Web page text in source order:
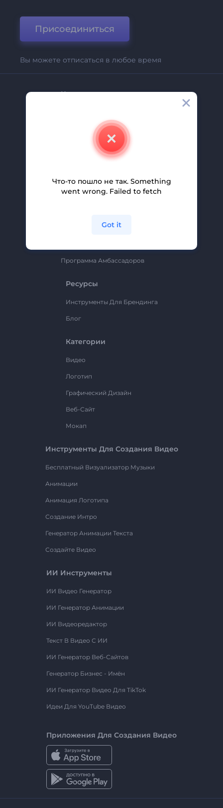
Присоединиться
Вы можете отписаться в любое время
Компания
Свяжитесь С Нами
Помощь И Поддержка
Партнерская Программа
Политика Конфиденциальности
Программа Амбассадоров
Ресурсы
Инструменты Для Брендинга
Блог
Категории
Видео
Логотип
Графический Дизайн
Веб-Сайт
Мокап
Инструменты Для Создания Видео
Бесплатный Визуализатор Музыки
Анимации
Анимация Логотипа
Создание Интро
Генератор Анимации Текста
Создайте Видео
ИИ Инструменты
ИИ Видео Генератор
ИИ Генератор Анимации
ИИ Видеоредактор
Текст В Видео С ИИ
ИИ Генератор Веб-Сайтов
Генератор Бизнес - Имён
ИИ Генератор Видео Для TikTok
Идеи Для YouTube Видео
Приложения Для Создания Видео
Что-то пошло не так. Something
went wrong. Failed to fetch
Got it